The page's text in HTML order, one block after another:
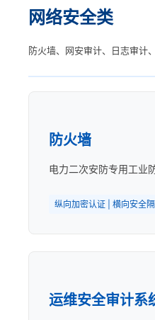
网络安全类
防火墙、网安审计、日志审计
防火墙
电力二次安防专用工业
纵向加密认证 | 横向安全
运维安全审计系